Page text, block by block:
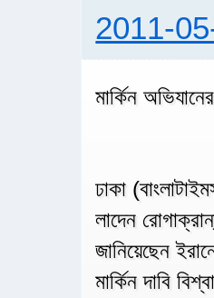
2011-
মার্কিন
ঢাকা
লাদেন
জানিয়েছেন
মার্কিন দাবি